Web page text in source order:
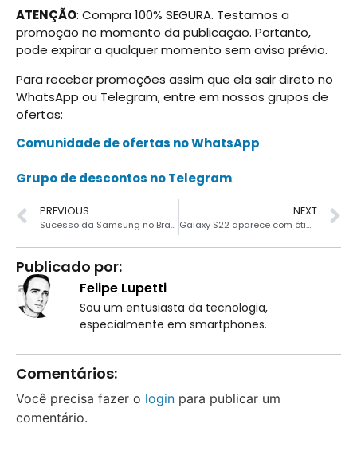
ATENÇÃO: Compra 100% SEGURA. Testamos a
promoção no momento da publicação. Portanto,
pode expirar a qualquer momento sem aviso prévio.
Para receber promoções assim que ela sair direto no
WhatsApp ou Telegram, entre em nossos grupos de
ofertas:
Comunidade de ofertas no WhatsApp
Grupo de descontos no Telegram.
PREVIOUS
Sucesso da Samsung no Brasil está muito barato
NEXT
Galaxy S22 aparece com ótimo preço parcelado na Amazon
Publicado por:
Felipe Lupetti
Sou um entusiasta da tecnologia,
especialmente em smartphones.
Comentários:
Você precisa fazer o login para publicar um
comentário.